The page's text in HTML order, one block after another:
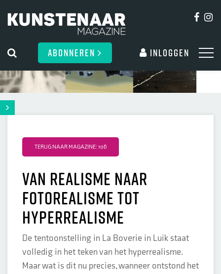
ABONNEREN Inloggen
TERUG NAAR MAGAZINE: 106
Van realisme naar
fotorealisme tot
hyperrealisme
De tentoonstelling in La Boverie in Luik staat
volledig in het teken van het hyperrealisme.
Maar wat is dit nu precies, wanneer ontstond het